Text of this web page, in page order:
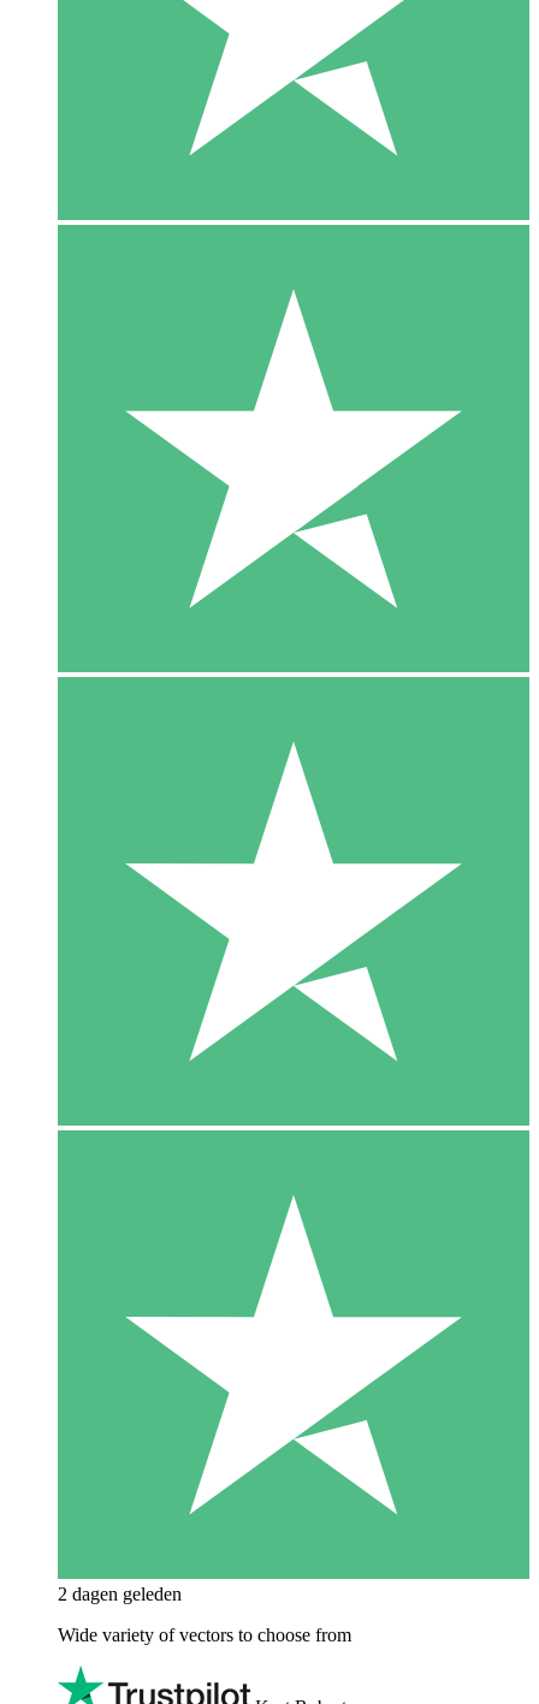
2 dagen geleden
Wide variety of vectors to choose from